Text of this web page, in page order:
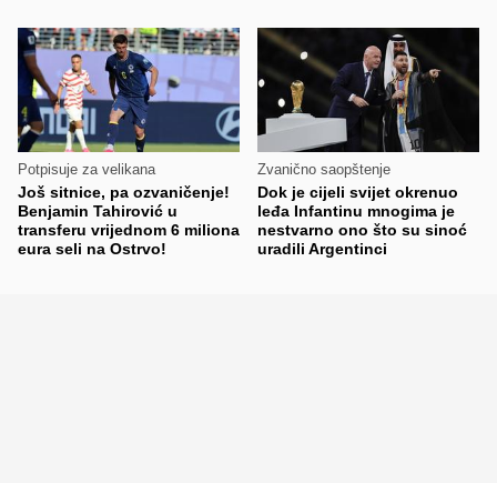
Potpisuje za velikana
Još sitnice, pa ozvaničenje!
Benjamin Tahirović u
transferu vrijednom 6 miliona
eura seli na Ostrvo!
Zvanično saopštenje
Dok je cijeli svijet okrenuo
leđa Infantinu mnogima je
nestvarno ono što su sinoć
uradili Argentinci